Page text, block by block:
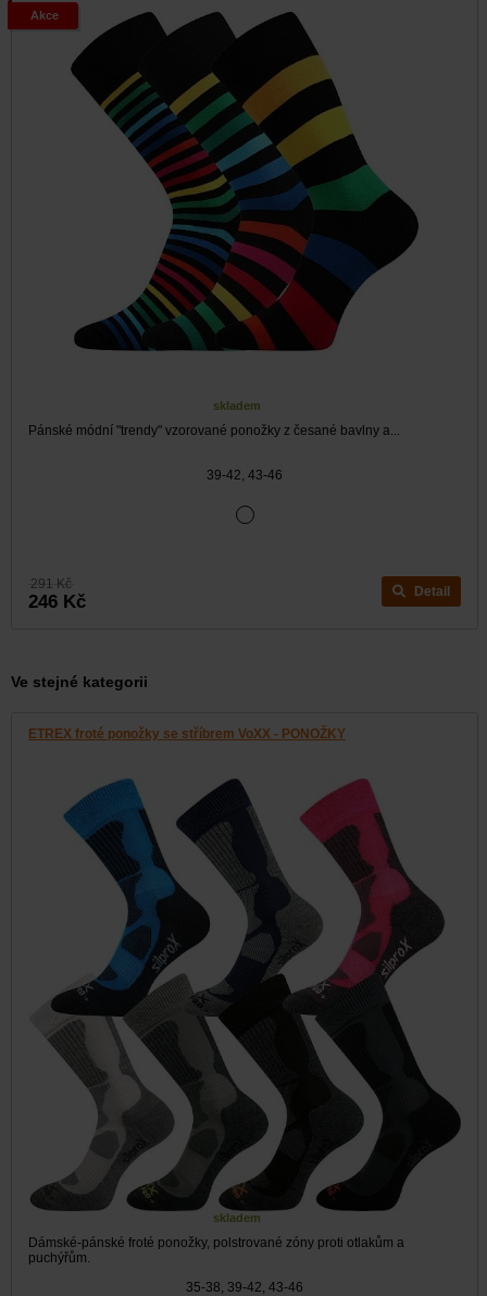
skladem
Pánské módní "trendy" vzorované ponožky z česané bavlny a...
39-42, 43-46
Akce
291 Kč
246 Kč Detail
Ve stejné kategorii
ETREX froté ponožky se stříbrem VoXX - PONOŽKY
skladem
Dámské-pánské froté ponožky, polstrované zóny proti otlakům a
puchýřům.
35-38, 39-42, 43-46